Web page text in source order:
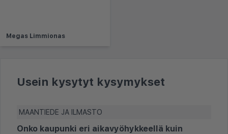
Megas Limmionas
Usein kysytyt kysymykset
MAANTIEDE JA ILMASTO
Onko kaupunki eri aikavyöhykkeellä kuin